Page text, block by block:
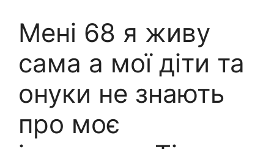
Мені 68 я живу
сама а мої діти та
онуки не знають
про моє